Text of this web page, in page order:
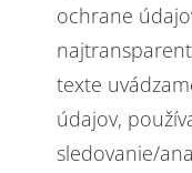
ochrane
texte
údajov,
sledovanie/